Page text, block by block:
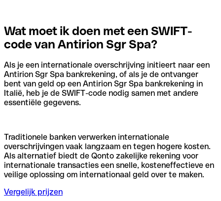
Wat moet ik doen met een SWIFT-
code van Antirion Sgr Spa?
Als je een internationale overschrijving initieert naar een
Antirion Sgr Spa bankrekening, of als je de ontvanger
bent van geld op een Antirion Sgr Spa bankrekening in
Italië, heb je de SWIFT-code nodig samen met andere
essentiële gegevens.
Traditionele banken verwerken internationale
overschrijvingen vaak langzaam en tegen hogere kosten.
Als alternatief biedt de Qonto zakelijke rekening voor
internationale transacties een snelle, kosteneffectieve en
veilige oplossing om internationaal geld over te maken.
Vergelijk prijzen